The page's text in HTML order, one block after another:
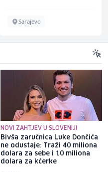
Sarajevo
NOVI ZAHTJEV U SLOVENIJI
Bivša zaručnica Luke Dončića
ne odustaje: Traži 40 miliona
dolara za sebe i 10 miliona
dolara za kćerke